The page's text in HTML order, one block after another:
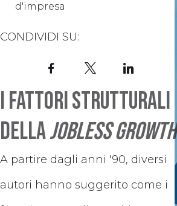
d'impresa
CONDIVIDI SU:
Facebook
I fattori strutturali
dellajobless growth
A partire dagli anni '90, diversi
autori hanno suggerito come i